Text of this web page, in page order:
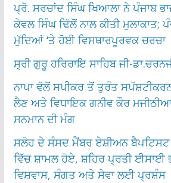
ਪ੍ਰੋ. ਸਰਚਾਂਦ ਸਿੰਘ ਖਿਆਲਾ ਨੇ ਪੰਜਾਬ
ਕੇਵਲ ਸਿੰਘ ਢਿੱਲੋਂ ਨਾਲ ਕੀਤੀ ਮੁਲਾਕਾਤ;
ਮੁੱਦਿਆਂ ‘ਤੇ ਹੋਈ ਵਿਸਥਾਰਪੂਰਵਕ ਚਰਚਾ
ਸ੍ਰੀ ਗੁਰੂ ਹਰਿਰਾਇ ਸਾਹਿਬ ਜੀ-
ਨਾਪਾ ਵੱਲੋਂ ਸਪੀਕਰ ਤੋਂ ਤੁਰੰਤ
ਲੈਣ ਅਤੇ ਵਿਧਾਇਕ ਗਨੀਵ ਕੌਰ
ਸਨਮਾਨ ਦੀ ਮੰਗ
ਸਲੋਹ ਦੇ ਸੰਸਦ ਮੈਂਬਰ ਏਸ਼ੀਅਨ
ਵਿੱਚ ਸ਼ਾਮਲ ਹੋਏ, ਸ਼ਹਿਰ ਪ੍ਰਤੀ ਈਸਾਈ
ਵਿਸ਼ਵਾਸ, ਸੰਗਤ ਅਤੇ ਸੇਵਾ ਲਈ ਪ੍ਰਸ਼ੰਸ